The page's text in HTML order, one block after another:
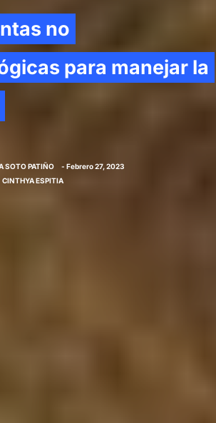
no
para manejar la
SOTO PATIÑO
- Febrero 27, 2023
CINTHYA ESPITIA